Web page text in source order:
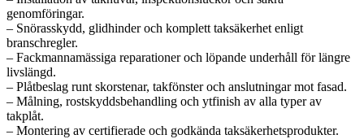
genomföringar.
– Snörasskydd, glidhinder och komplett taksäkerhet enligt
branschregler.
– Fackmannamässiga reparationer och löpande underhåll för längre
livslängd.
– Plåtbeslag runt skorstenar, takfönster och anslutningar mot fasad.
– Målning, rostskyddsbehandling och ytfinish av alla typer av
takplåt.
– Montering av certifierade och godkända taksäkerhetsprodukter.